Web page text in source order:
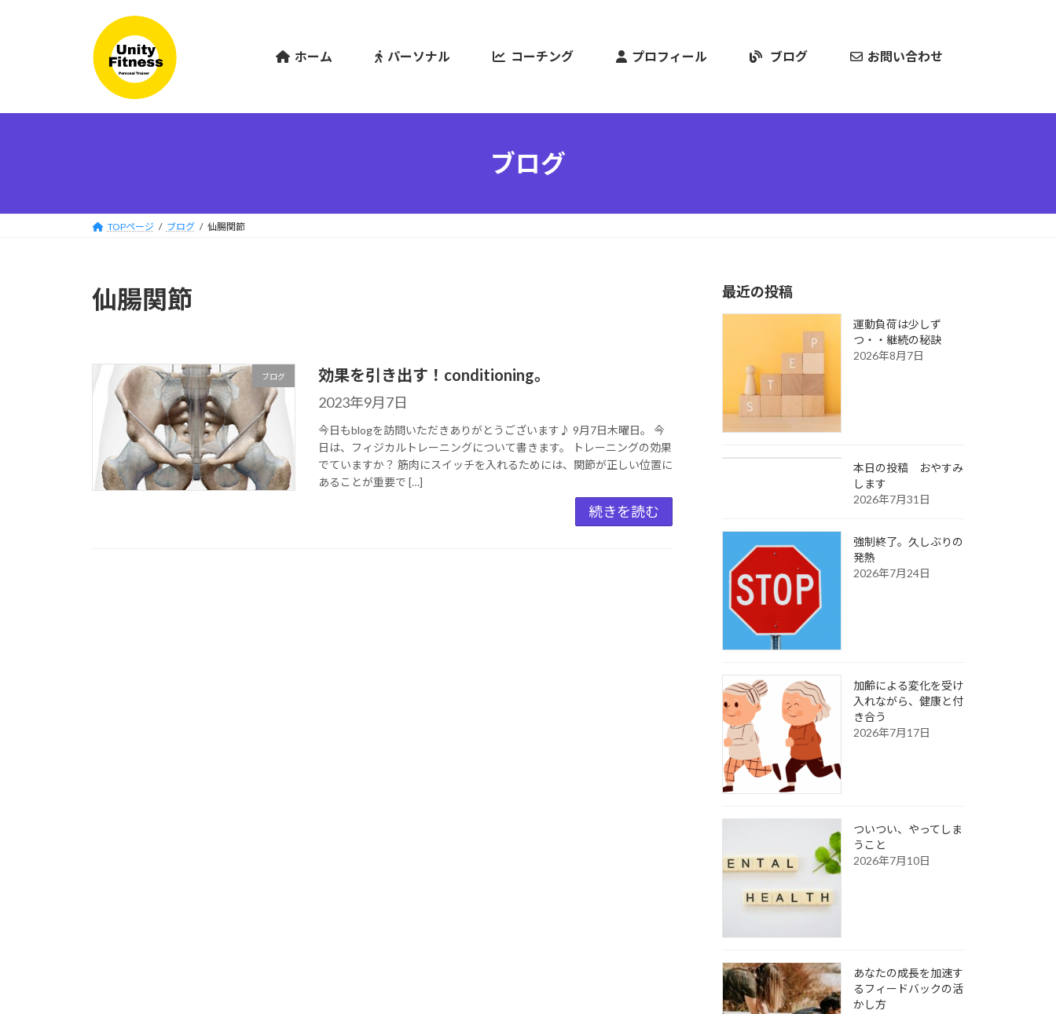
ホーム パーソナル コーチング プロフィール ブログ お問い合わせ
ブログ
TOPページ ブログ 仙腸関節
仙腸関節
ブログ 効果を引き出す！conditioning。
2023年9月7日
今日もblogを訪問いただきありがとうございます♪ 9月7日木曜日。 今
日は、フィジカルトレーニングについて書きます。 トレーニングの効果
でていますか？ 筋肉にスイッチを入れるためには、関節が正しい位置に
あることが重要で […]
続きを読む
最近の投稿
運動負荷は少しず
つ・・継続の秘訣
2026年8月7日
本日の投稿 おやすみ
します
2026年7月31日
強制終了。久しぶりの
発熱
2026年7月24日
加齢による変化を受け
入れながら、健康と付
き合う
2026年7月17日
ついつい、やってしま
うこと
2026年7月10日
あなたの成長を加速す
るフィードバックの活
かし方